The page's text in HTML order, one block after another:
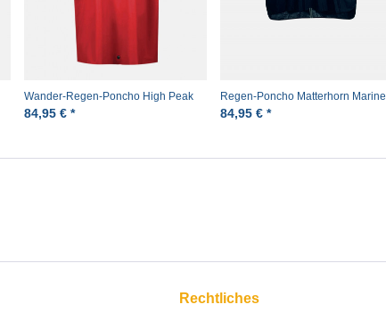
Wander-Regen-Poncho High Peak
Rot Pro-X
84,95 € *
Regen-Poncho Matterhorn Marine
Rucksackponcho
84,95 € *
Rechtliches